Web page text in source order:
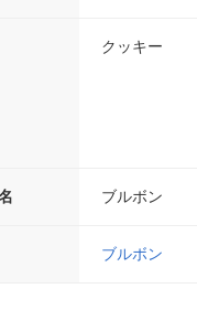
クッキー
ブルボン
ブルボン